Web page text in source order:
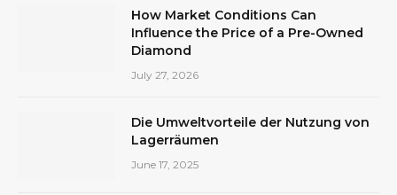
How Market Conditions Can
Influence the Price of a Pre-Owned
Diamond
July 27, 2026
Die Umweltvorteile der Nutzung von
Lagerräumen
June 17, 2025